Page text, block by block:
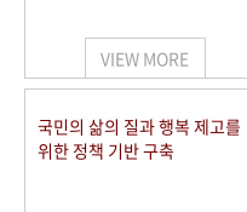
VIEW MORE
국민의 삶의 질과 행복 제고를
위한 정책 기반 구축